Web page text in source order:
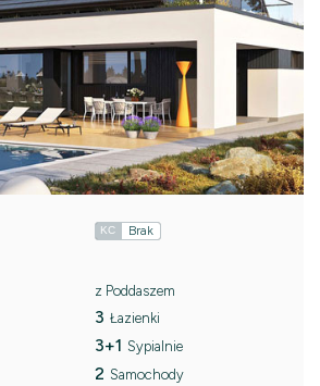
KC Brak
z Poddaszem
3 Łazienki
3+1 Sypialnie
2 Samochody